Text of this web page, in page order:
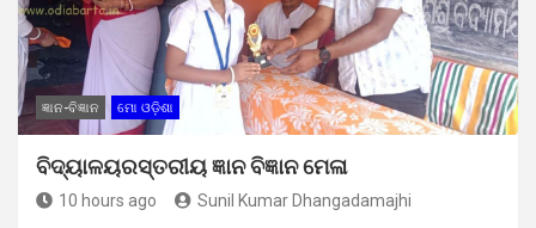
ଜ୍ଞାନ-ବିଜ୍ଞାନ ମୋ ଓଡ଼ିଶା
ବିଦ୍ୟାଳୟରସ୍ତରୀୟ ଜ୍ଞାନ ବିଜ୍ଞାନ ମେଳା
10 hours ago Sunil Kumar Dhangadamajhi